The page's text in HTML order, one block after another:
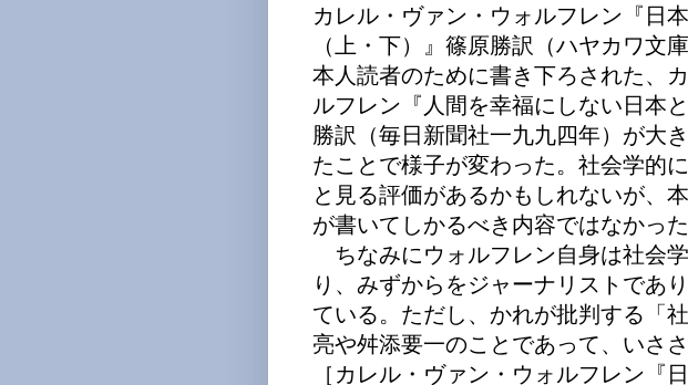
カレル・ヴァン・ウォルフレン『日
（上・下）』篠原勝訳（ハヤカワ文
本人読者のために書き下ろされた、
ルフレン『人間を幸福にしない日本
勝訳（毎日新聞社一九九四年）が大
たことで様子が変わった。社会学的
と見る評価があるかもしれないが、
が書いてしかるべき内容ではなかった
ちなみにウォルフレン自身は社会
り、みずからをジャーナリストであ
ている。ただし、かれが批判する「
亮や舛添要一のことであって、いさ
［カレル・ヴァン・ウォルフレン『